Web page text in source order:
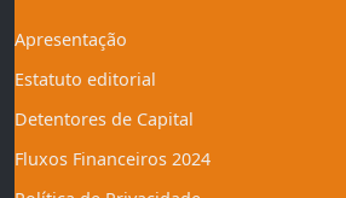
Apresentação
Estatuto editorial
Detentores de Capital
Fluxos Financeiros 2024